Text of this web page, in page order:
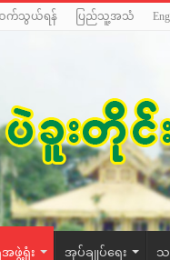
က်သွယ်ရန် ပြည်သူ့အသံ
ဖွဲ့ရုံး အုပ်ချုပ်ရေး သ